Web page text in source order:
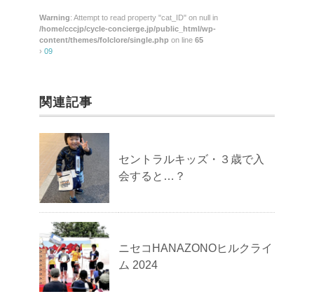
Warning: Attempt to read property "cat_ID" on null in
/home/cccjp/cycle-concierge.jp/public_html/wp-
content/themes/folclore/single.php on line 65
› 09
関連記事
セントラルキッズ・３歳で入
会すると…？
ニセコHANAZONOヒルクライ
ム 2024